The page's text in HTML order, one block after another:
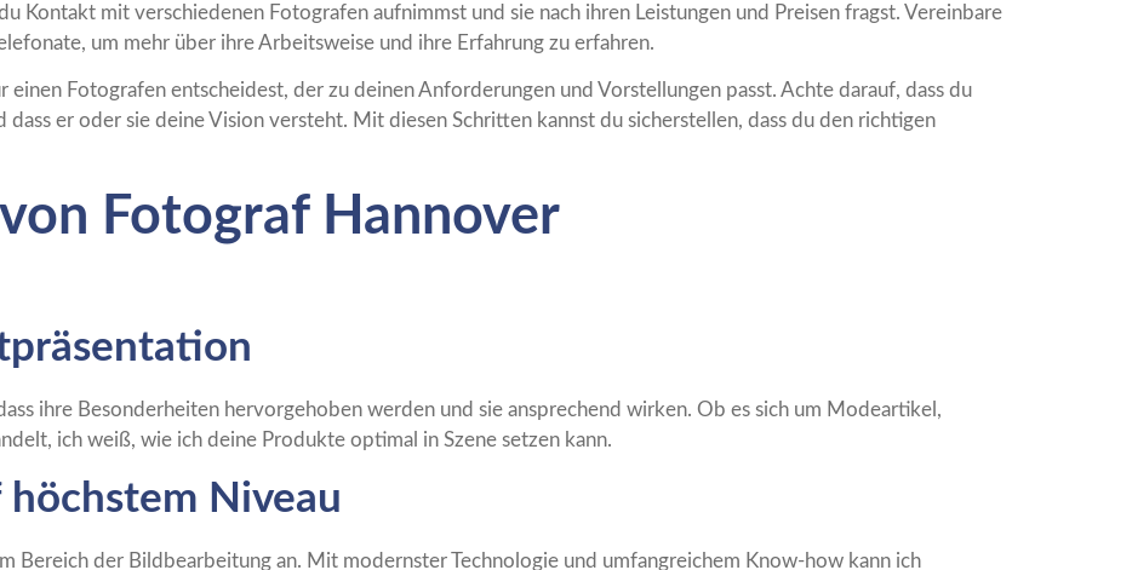
Kontakt mit verschiedenen Fotografen aufnimmst und sie nach ihren Leistungen und Preisen fragst. Vereinbare
um mehr über ihre Arbeitsweise und ihre Erfahrung zu erfahren.
einen Fotografen entscheidest, der zu deinen Anforderungen und Vorstellungen passt. Achte darauf, dass du
er oder sie deine Vision versteht. Mit diesen Schritten kannst du sicherstellen, dass du den richtigen
Fotograf Hannover
ihre Besonderheiten hervorgehoben werden und sie ansprechend wirken. Ob es sich um Modeartikel,
ich weiß, wie ich deine Produkte optimal in Szene setzen kann.
Niveau
Bereich der Bildbearbeitung an. Mit modernster Technologie und umfangreichem Know-how kann ich